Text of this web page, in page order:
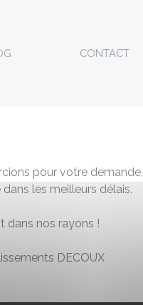
menu CONTACT
pour votre demande,
les meilleurs délais.
dans nos rayons !
DECOUX